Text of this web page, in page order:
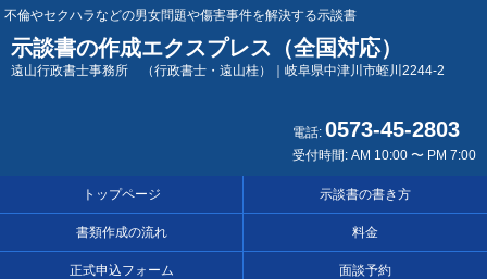
不倫やセクハラなどの男女問題や傷害事件を解決する示談書
示談書の作成エクスプレス（全国対応）
遠山行政書士事務所 （行政書士・遠山桂）｜岐阜県中津川市蛭川2244-2
電話: 0573-45-2803
受付時間: AM 10:00 〜 PM 7:00
トップページ 示談書の書き方
書類作成の流れ 料金
正式申込フォーム 面談予約